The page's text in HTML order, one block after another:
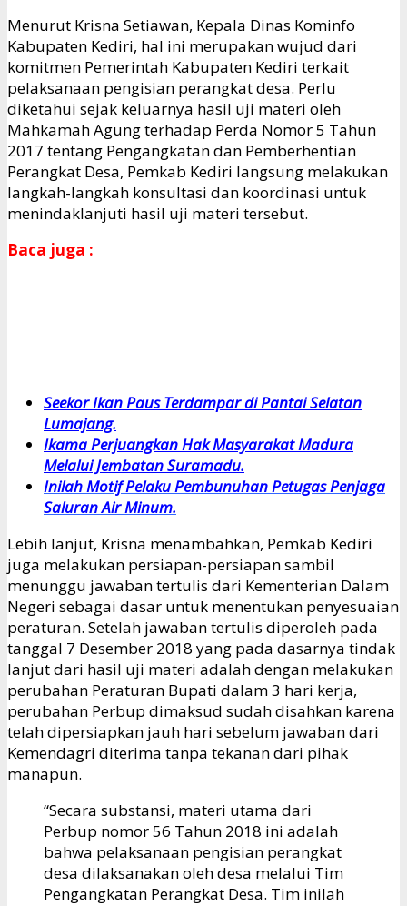
Menurut Krisna Setiawan, Kepala Dinas Kominfo
Kabupaten Kediri, hal ini merupakan wujud dari
komitmen Pemerintah Kabupaten Kediri terkait
pelaksanaan pengisian perangkat desa. Perlu
diketahui sejak keluarnya hasil uji materi oleh
Mahkamah Agung terhadap Perda Nomor 5 Tahun
2017 tentang Pengangkatan dan Pemberhentian
Perangkat Desa, Pemkab Kediri langsung melakukan
langkah-langkah konsultasi dan koordinasi untuk
menindaklanjuti hasil uji materi tersebut.
Baca juga :
Seekor Ikan Paus Terdampar di Pantai Selatan
Lumajang.
Ikama Perjuangkan Hak Masyarakat Madura
Melalui Jembatan Suramadu.
Inilah Motif Pelaku Pembunuhan Petugas Penjaga
Saluran Air Minum.
Lebih lanjut, Krisna menambahkan, Pemkab Kediri
juga melakukan persiapan-persiapan sambil
menunggu jawaban tertulis dari Kementerian Dalam
Negeri sebagai dasar untuk menentukan penyesuaian
peraturan. Setelah jawaban tertulis diperoleh pada
tanggal 7 Desember 2018 yang pada dasarnya tindak
lanjut dari hasil uji materi adalah dengan melakukan
perubahan Peraturan Bupati dalam 3 hari kerja,
perubahan Perbup dimaksud sudah disahkan karena
telah dipersiapkan jauh hari sebelum jawaban dari
Kemendagri diterima tanpa tekanan dari pihak
manapun.
“Secara substansi, materi utama dari
Perbup nomor 56 Tahun 2018 ini adalah
bahwa pelaksanaan pengisian perangkat
desa dilaksanakan oleh desa melalui Tim
Pengangkatan Perangkat Desa. Tim inilah